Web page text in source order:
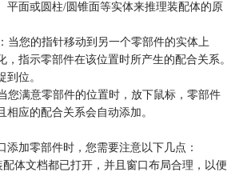
平面或圆柱/圆锥面等实体来推理装配体的原
您的指针移动到另一个零部件的实体上
，指示零部件在该位置时所产生的配合关系。
到位。
满意零部件的位置时，放下鼠标，零部件
应的配合关系会自动添加。
加零部件时，您需要注意以下几点：
文档都已打开，并且窗口布局合理，以便